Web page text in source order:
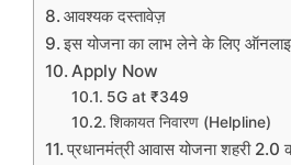
आवश्यक दस्तावेज़
इस योजना का लाभ लेने के लिए
Apply Now
5G at ₹349
शिकायत निवारण (Helpline)
प्रधानमंत्री आवास योजना शहरी 2.0